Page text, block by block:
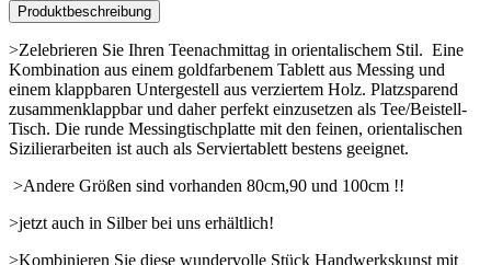
Produktbeschreibung
>Zelebrieren Sie Ihren Teenachmittag in orientalischem Stil. Eine
Kombination aus einem goldfarbenem Tablett aus Messing und
einem klappbaren Untergestell aus verziertem Holz. Platzsparend
zusammenklappbar und daher perfekt einzusetzen als Tee/Beistell-
Tisch. Die runde Messingtischplatte mit den feinen, orientalischen
Sizilierarbeiten ist auch als Serviertablett bestens geeignet.
>Andere Größen sind vorhanden 80cm,90 und 100cm !!
>jetzt auch in Silber bei uns erhältlich!
>Kombinieren Sie diese wundervolle Stück Handwerkskunst mit